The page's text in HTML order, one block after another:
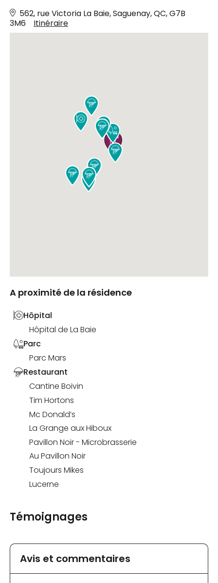
562, rue Victoria La Baie, Saguenay, QC, G7B
3M6
Itinéraire











A proximité de la résidence
Hôpital
Hôpital de La Baie
Parc
Parc Mars
Restaurant
Cantine Boivin
Tim Hortons
Mc Donald’s
La Grange aux Hiboux
Pavillon Noir - Microbrasserie
Au Pavillon Noir
Toujours Mikes
Lucerne
Témoignages
Avis et commentaires